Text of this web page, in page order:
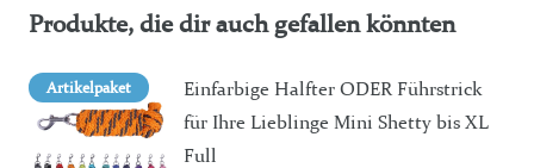
Produkte, die dir auch gefallen könnten
Artikelpaket
Einfarbige Halfter ODER Führstrick
für Ihre Lieblinge Mini Shetty bis XL
Full